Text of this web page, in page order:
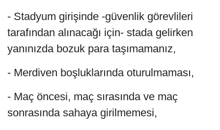
- Stadyum girişinde -güvenlik görevlileri
tarafından alınacağı için- stada gelirken
yanınızda bozuk para taşımamanız,
- Merdiven boşluklarında oturulmaması,
- Maç öncesi, maç sırasında ve maç
sonrasında sahaya girilmemesi,